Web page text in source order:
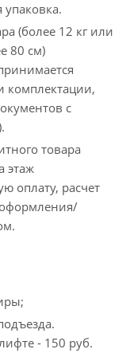
(более 12 кг или
80 см)
комплектации,
с
товара
этаж
оплату, расчет
- 150 руб.